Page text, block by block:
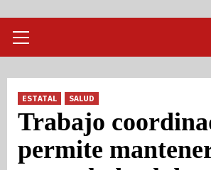
primario
ESTATAL SALUD
Trabajo
permite